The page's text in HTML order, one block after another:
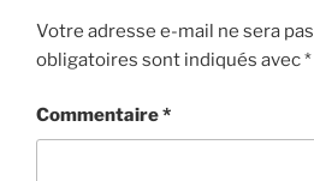
Votre adresse e-mail ne sera
obligatoires sont indiqués avec*
Commentaire*